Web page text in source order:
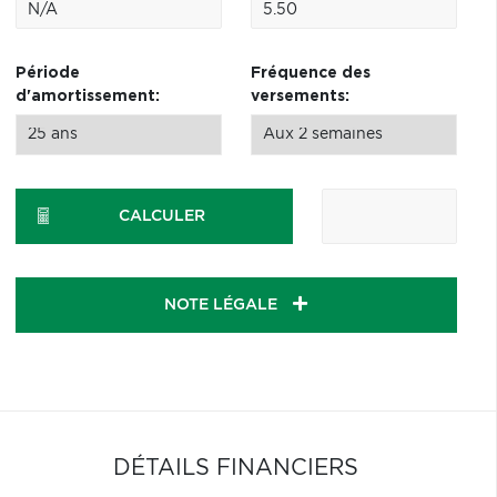
Période
d'amortissement:
Fréquence des
versements:
CALCULER
NOTE LÉGALE
DÉTAILS FINANCIERS